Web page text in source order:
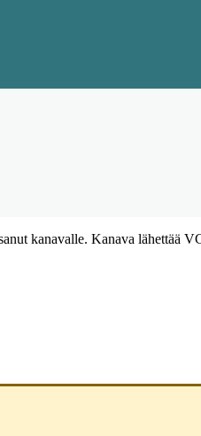
kanavalle. Kanava lähettää